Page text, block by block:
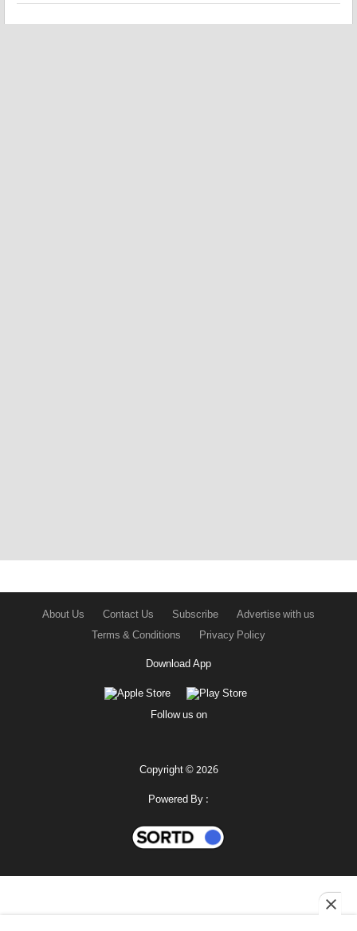
About Us Contact Us Subscribe
Advertise with us
Terms & Conditions
Privacy Policy
Download App
Follow us on
Copyright © 2026
Powered By :